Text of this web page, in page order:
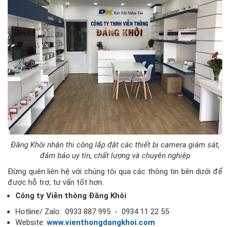
Đăng Khôi nhận thi công lắp đặt các thiết bị camera giám sát,
đảm bảo uy tín, chất lượng và chuyên nghiệp
Đừng quên liên hệ với chúng tôi qua các thông tin bên dưới để
được hỗ trợ, tư vấn tốt hơn.
Công ty Viễn thông Đăng Khôi
Hotline/ Zalo: 0933 887 995 - 0934 11 22 55
Website: www.vienthongdangkhoi.com